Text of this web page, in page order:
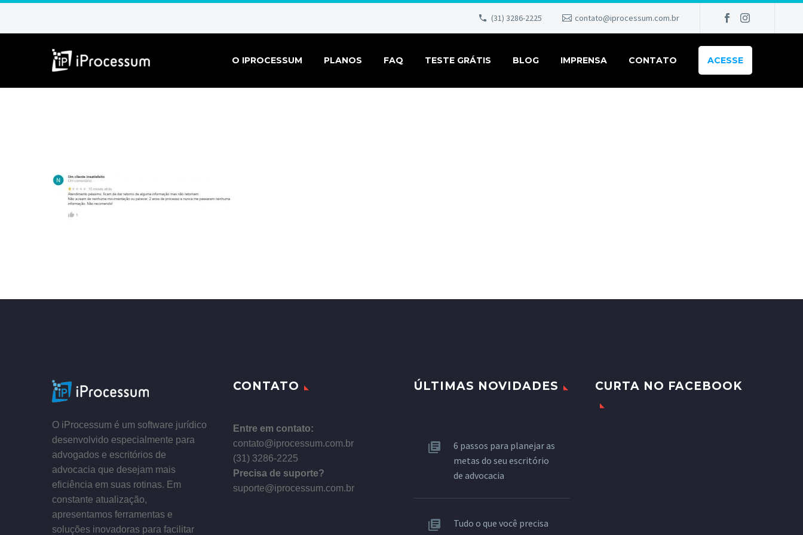
(31) 3286-2225 contato@iprocessum.com.br
O IPROCESSUM PLANOS FAQ TESTE GRÁTIS BLOG IMPRENSA CONTATO ACESSE
O iProcessum é um software jurídico
desenvolvido especialmente para
advogados e escritórios de
advocacia que desejam mais
eficiência em suas rotinas. Em
constante atualização,
apresentamos ferramentas e
soluções inovadoras para facilitar
CONTATO
Entre em contato:
contato@iprocessum.com.br
(31) 3286-2225
Precisa de suporte?
suporte@iprocessum.com.br
ÚLTIMAS NOVIDADES
6 passos para planejar as
metas do seu escritório
de advocacia
Tudo o que você precisa
CURTA NO FACEBOOK